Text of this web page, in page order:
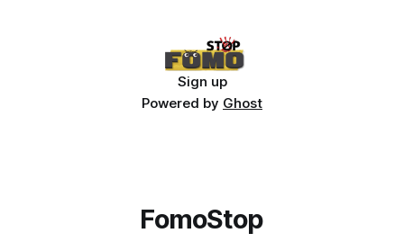
Sign up
Powered by Ghost
FomoStop